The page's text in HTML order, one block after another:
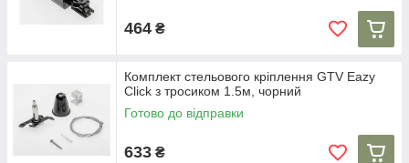
464 ₴
Комплект стельового кріплення GTV Eazy
Click з тросиком 1.5м, чорний
Готово до відправки
633 ₴